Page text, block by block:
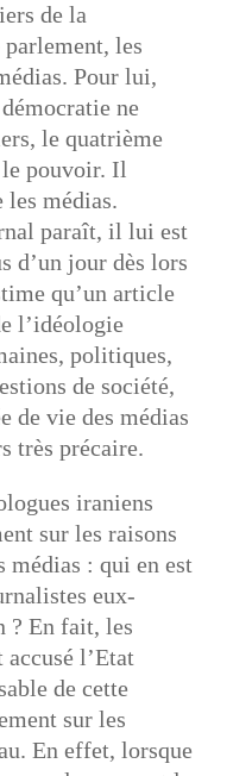
de la
les
Pour lui,
ne
le quatrième
pouvoir. Il
les médias.
paraît, il lui est
d’un jour dès lors
qu’un article
l’idéologie
politiques,
de société,
de vie des médias
très précaire.
iraniens
sur les raisons
médias : qui en est
eux-
? En fait, les
l’Etat
de cette
sur les
En effet, lorsque